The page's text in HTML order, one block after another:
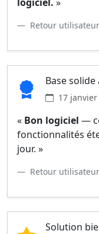
Retour
Base
17 janvier
« Bon logiciel —
fonctionnalités
jour. »
Retour
Solution